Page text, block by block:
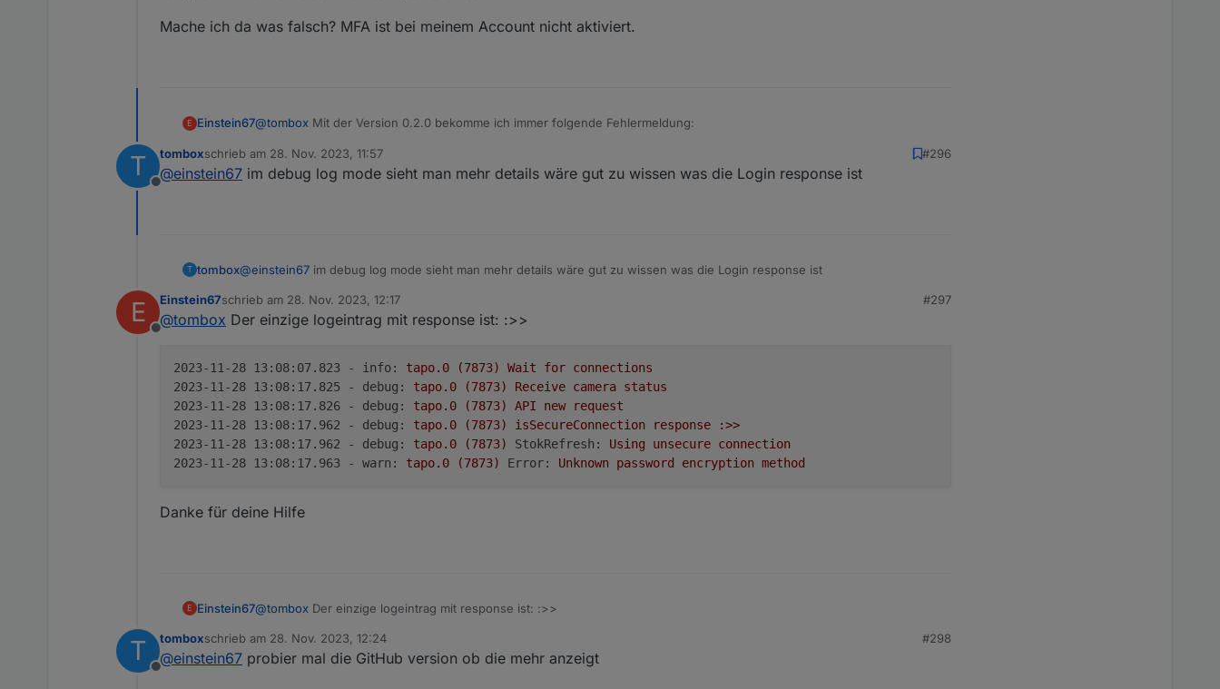
Mache ich da was falsch? MFA ist bei meinem Account nicht aktiviert.
E Einstein67@tombox Mit der Version 0.2.0 bekomme ich immer folgende Fehlermeldung:
T
Offline
tomboxschrieb am 28. Nov. 2023, 11:57
zuletzt editiert von
#296
@einstein67 im debug log mode sieht man mehr details wäre gut zu wissen was die Login response ist
T tombox@einstein67 im debug log mode sieht man mehr details wäre gut zu wissen was die Login response ist
E
Offline
Einstein67schrieb am 28. Nov. 2023, 12:17
zuletzt editiert von
#297
@tombox Der einzige logeintrag mit response ist: :>>
2023-11-28 13:08:07.823 - info: tapo.0 (7873) Wait for connections
2023-11-28 13:08:17.825 - debug:
tapo.0 (7873) Receive camera status
2023-11-28 13:08:17.826 - debug:
tapo.0 (7873) API new
request
2023-11-28 13:08:17.962 - debug:
tapo.0 (7873) isSecureConnection response
:>>
2023-11-28 13:08:17.962 - debug:
tapo.0 (7873) StokRefresh: Using unsecure connection
2023-11-28 13:08:17.963 - warn:
tapo.0 (7873) Error: Unknown password encryption method
Danke für deine Hilfe
E Einstein67@tombox Der einzige logeintrag mit response ist: :>>
2023-11-28 13:08:07.823 - info: tapo.0 (7873) Wait for connections
2023-11-28 13:08:17.825 - debug: tapo.0 (7873) Receive camera status
T
Offline
tomboxschrieb am 28. Nov. 2023, 12:24
zuletzt editiert von
#298
@einstein67 probier mal die GitHub version ob die mehr anzeigt